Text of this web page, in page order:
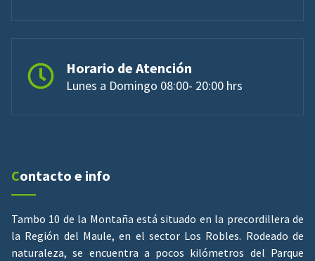
Horario de Atención
Lunes a Domingo 08:00- 20:00 hrs
Contacto e info
Tambo 10 de la Montaña está situado en la precordillera de
la Región del Maule, en el sector Los Robles. Rodeado de
naturaleza, se encuentra a pocos kilómetros del Parque